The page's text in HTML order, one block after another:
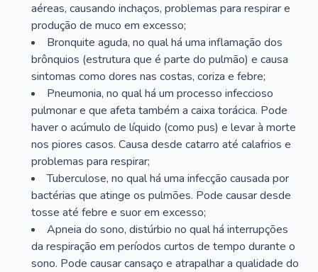
aéreas, causando inchaços, problemas para respirar e
produção de muco em excesso;
Bronquite aguda, no qual há uma inflamação dos
brônquios (estrutura que é parte do pulmão) e causa
sintomas como dores nas costas, coriza e febre;
Pneumonia, no qual há um processo infeccioso
pulmonar e que afeta também a caixa torácica. Pode
haver o acúmulo de líquido (como pus) e levar à morte
nos piores casos. Causa desde catarro até calafrios e
problemas para respirar;
Tuberculose, no qual há uma infecção causada por
bactérias que atinge os pulmões. Pode causar desde
tosse até febre e suor em excesso;
Apneia do sono, distúrbio no qual há interrupções
da respiração em períodos curtos de tempo durante o
sono. Pode causar cansaço e atrapalhar a qualidade do